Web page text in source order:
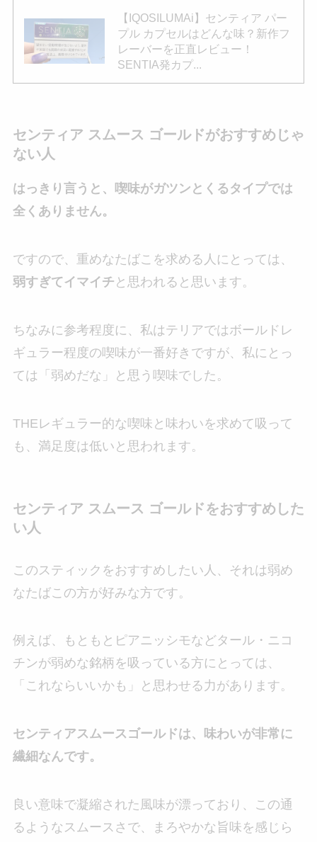
【IQOSILUMAi】センティア パー
プル カプセルはどんな味？新作フ
レーバーを正直レビュー！
SENTIA発カプ...
センティア スムース ゴールドがおすすめじゃ
ない人
はっきり言うと、喫味がガツンとくるタイプでは
全くありません。
ですので、重めなたばこを求める人にとっては、
弱すぎてイマイチ と思われると思います。
ちなみに参考程度に、私はテリアではボールドレ
ギュラー程度の喫味が一番好きですが、私にとっ
ては「弱めだな」と思う喫味でした。
THEレギュラー的な喫味と味わいを求めて吸って
も、満足度は低いと思われます。
センティア スムース ゴールドをおすすめした
い人
このスティックをおすすめしたい人、それは弱め
なたばこの方が好みな方です。
例えば、もともとピアニッシモなどタール・ニコ
チンが弱めな銘柄を吸っている方にとっては、
「これならいいかも」と思わせる力があります。
センティアスムースゴールドは、味わいが非常に
繊細なんです。
良い意味で凝縮された風味が漂っており、この通
るようなスムースさで、まろやかな旨味を感じら